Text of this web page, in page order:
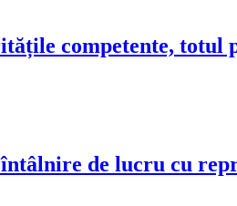
competente, totul
de lucru cu